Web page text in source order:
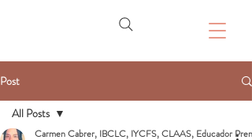
Post
All Posts
Carmen Cabrer, IBCLC, IYCFS, CLAAS, Educador